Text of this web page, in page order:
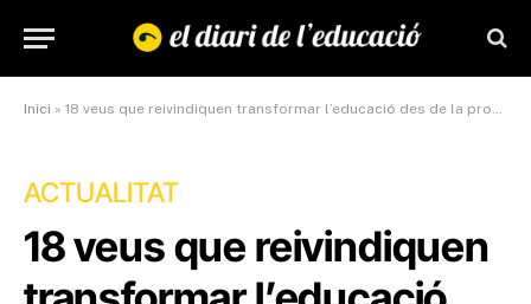
Inici » 18 veus que reivindiquen transformar l’educació des de la proximitat
ACTUALITAT
18 veus que reivindiquen